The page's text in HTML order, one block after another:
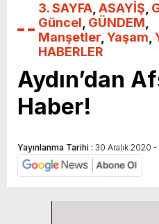
3. SAYFA ASAYİŞ
Güncel GÜNDEM
Manşetler Yaşam
HABERLER
Aydın’dan
Haber!
Yayınlanma Tarihi : 30 Aralık 2020